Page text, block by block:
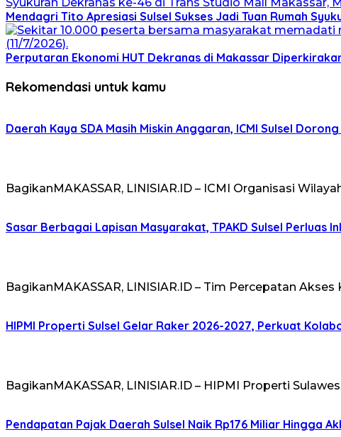
Mendagri Tito Apresiasi Sulsel Sukses Jadi Tuan Rumah
Perputaran Ekonomi HUT Dekranas di Makassar
Rekomendasi untuk kamu
Daerah Kaya SDA Masih Miskin Anggaran, ICMI Sulsel
BagikanMAKASSAR, LINISIAR.ID – ICMI Organisasi
Sasar Berbagai Lapisan Masyarakat, TPAKD Sulsel Perluas
BagikanMAKASSAR, LINISIAR.ID – Tim Percepatan
HIPMI Properti Sulsel Gelar Raker 2026-2027, Perkuat
BagikanMAKASSAR, LINISIAR.ID – HIPMI Properti
Pendapatan Pajak Daerah Sulsel Naik Rp176 Miliar Hingga